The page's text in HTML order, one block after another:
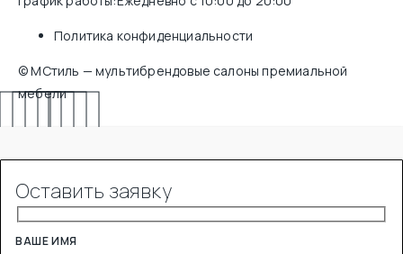
Политика конфиденциальности
© МСтиль — мультибрендовые салоны премиальной
мебели
Оставить заявку
ВАШЕ ИМЯ